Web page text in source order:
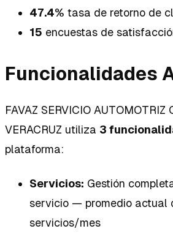
47.4% tasa de retorno de
15 encuestas de
Funcionalidades
FAVAZ SERVICIO AUTOMOTRIZ
VERACRUZ utiliza 3
plataforma:
Servicios: Gestión
servicio — promedio actual
servicios/mes